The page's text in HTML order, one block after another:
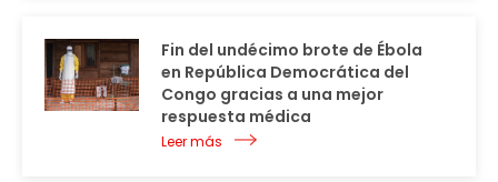
Fin del undécimo brote de Ébola
en República Democrática del
Congo gracias a una mejor
respuesta médica
Leer más